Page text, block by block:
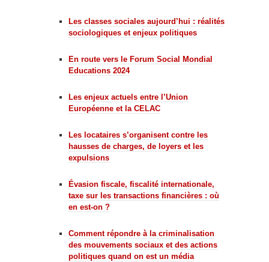
Les classes sociales aujourd’hui : réalités
sociologiques et enjeux politiques
En route vers le Forum Social Mondial
Educations 2024
Les enjeux actuels entre l’Union
Européenne et la CELAC
Les locataires s’organisent contre les
hausses de charges, de loyers et les
expulsions
Évasion fiscale, fiscalité internationale,
taxe sur les transactions financières : où
en est-on ?
Comment répondre à la criminalisation
des mouvements sociaux et des actions
politiques quand on est un média